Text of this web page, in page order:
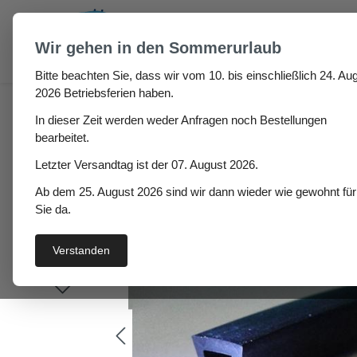
Hauptinhalt springen
Zur Suche springen
Gummi U-Profile
Bildergalerie überspringen
Wir gehen in den Sommerurlaub
Bitte beachten Sie, dass wir vom 10. bis einschließlich 24.
2026 Betriebsferien haben.
In dieser Zeit werden weder Anfragen noch Bestellungen
bearbeitet.
Letzter Versandtag ist der 07. August 2026.
Ab dem 25. August 2026 sind wir dann wieder wie gewohnt für
Sie da.
Verstanden